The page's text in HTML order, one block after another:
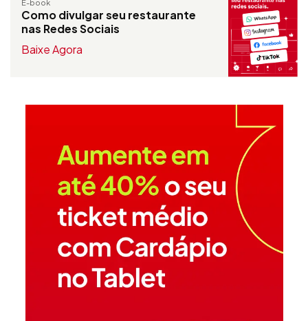
E-book
Como divulgar seu restaurante
nas Redes Sociais
Baixe Agora